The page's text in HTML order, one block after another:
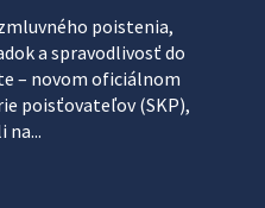
poistenia,
a spravodlivosť do
– novom oficiálnom
poisťovateľov (SKP),
na...